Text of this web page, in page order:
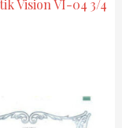
Vision VI-04 3/4